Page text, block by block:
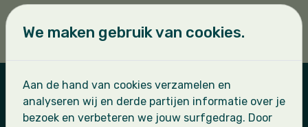
Startdag
Landscouts Sint-Leo
We maken gebruik van cookies.
Aan de hand van cookies verzamelen en
analyseren wij en derde partijen informatie over je
bezoek en verbeteren we jouw surfgedrag. Door